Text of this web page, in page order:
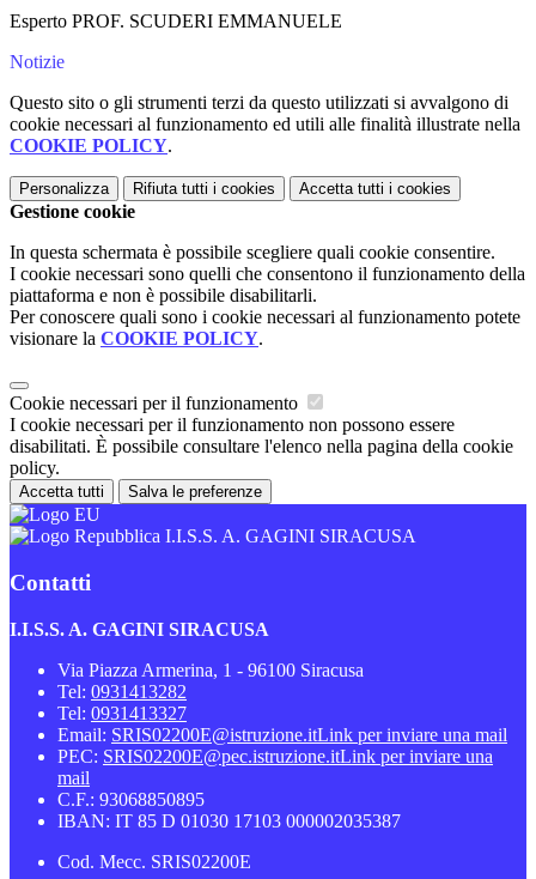
Esperto PROF. SCUDERI EMMANUELE
Notizie
Questo sito o gli strumenti terzi da questo utilizzati si avvalgono di
cookie necessari al funzionamento ed utili alle finalità illustrate nella
COOKIE POLICY.
Personalizza Rifiuta tutti i cookies Accetta tutti i cookies
Gestione cookie
In questa schermata è possibile scegliere quali cookie consentire.
I cookie necessari sono quelli che consentono il funzionamento della
piattaforma e non è possibile disabilitarli.
Per conoscere quali sono i cookie necessari al funzionamento potete
visionare la COOKIE POLICY.
Cookie necessari per il funzionamento
I cookie necessari per il funzionamento non possono essere
disabilitati. È possibile consultare l'elenco nella pagina della cookie
policy.
Accetta tutti Salva le preferenze
I.I.S.S. A. GAGINI SIRACUSA
Contatti
I.I.S.S. A. GAGINI SIRACUSA
Via Piazza Armerina, 1 - 96100 Siracusa
Tel: 0931413282
Tel: 0931413327
Email: SRIS02200E@istruzione.itLink per inviare una mail
PEC: SRIS02200E@pec.istruzione.itLink per inviare una
mail
C.F.: 93068850895
IBAN: IT 85 D 01030 17103 000002035387
Cod. Mecc. SRIS02200E